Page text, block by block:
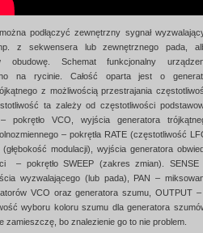
podłączyć zewnętrzny sygnał
z sekwensera lub zewnętrznego pada,
Schemat funkcjonalny
na rycinie. Całość oparta jest o
z możliwością przestrajania
ta zależy od częstotliwości
pokrętło VCO, wyjścia generatora
– pokrętła RATE (częstotliwość
modulacji), wyjścia generatora
– pokrętło SWEEP (zakres zmian). SENSE
wyzwalającego (lub pada), PAN –
VCO oraz generatora szumu, OUTPUT –
wyboru koloru szumu dla generatora
zamieszczę, bo znalezienie go to nie problem.